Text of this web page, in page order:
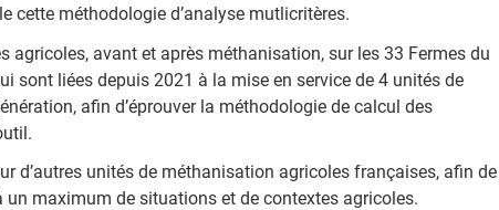
cette méthodologie d’analyse mutlicritères.
agricoles, avant et après méthanisation, sur les 33 Fermes du
sont liées depuis 2021 à la mise en service de 4 unités de
afin d’éprouver la méthodologie de calcul des
d’autres unités de méthanisation agricoles françaises, afin de
un maximum de situations et de contextes agricoles.